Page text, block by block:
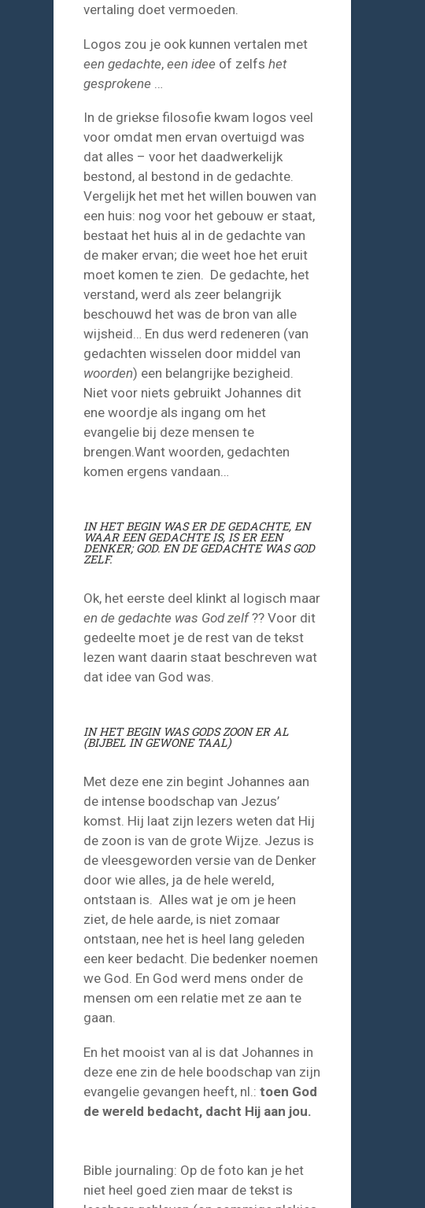
vertaling doet vermoeden.
Logos zou je ook kunnen vertalen met
een gedachte,een idee of zelfshet
gesprokene
In de griekse filosofie kwam logos veel
voor omdat men ervan overtuigd was
dat alles – voor het daadwerkelijk
bestond, al bestond in de gedachte.
Vergelijk het met het willen bouwen van
een huis: nog voor het gebouw er staat,
bestaat het huis al in de gedachte van
de maker ervan; die weet hoe het eruit
moet komen te zien. De gedachte, het
verstand, werd als zeer belangrijk
beschouwd het was de bron van alle
wijsheid… En dus werd redeneren (van
gedachten wisselen door middel van
woorden) een belangrijke bezigheid.
Niet voor niets gebruikt Johannes dit
ene woordje als ingang om het
evangelie bij deze mensen te
brengen.Want woorden, gedachten
komen ergens vandaan…
IN HET BEGIN WAS ER DE GEDACHTE, EN
WAAR EEN GEDACHTE IS, IS ER EEN
DENKER; GOD. EN DE GEDACHTE WAS GOD
ZELF.
Ok, het eerste deel klinkt al logisch maar
en de gedachte was God zelf?? Voor dit
gedeelte moet je de rest van de tekst
lezen want daarin staat beschreven wat
dat idee van God was.
IN HET BEGIN WAS GODS ZOON ER AL
(BIJBEL IN GEWONE TAAL)
Met deze ene zin begint Johannes aan
de intense boodschap van Jezus’
komst. Hij laat zijn lezers weten dat Hij
de zoon is van de grote Wijze. Jezus is
de vleesgeworden versie van de Denker
door wie alles, ja de hele wereld,
ontstaan is. Alles wat je om je heen
ziet, de hele aarde, is niet zomaar
ontstaan, nee het is heel lang geleden
een keer bedacht. Die bedenker noemen
we God. En God werd mens onder de
mensen om een relatie met ze aan te
gaan.
En het mooist van al is dat Johannes in
deze ene zin de hele boodschap van zijn
evangelie gevangen heeft, nl.:toen God
de wereld bedacht, dacht Hij aan jou.
Bible journaling: Op de foto kan je het
niet heel goed zien maar de tekst is